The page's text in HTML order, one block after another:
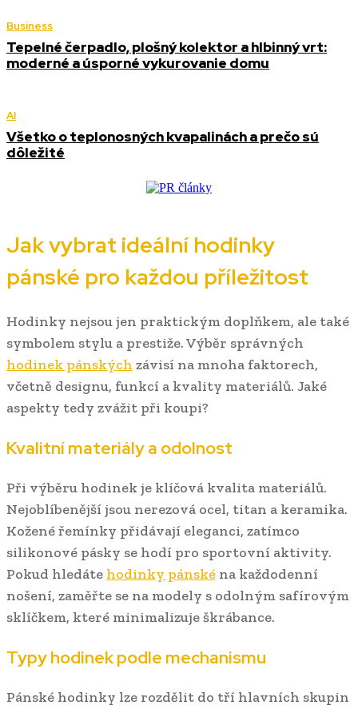
Business
Tepelné čerpadlo, plošný kolektor a hlbinný vrt:
moderné a úsporné vykurovanie domu
AI
Všetko o teplonosných kvapalinách a prečo sú
dôležité
Jak vybrat ideální hodinky
pánské pro každou příležitost
Hodinky nejsou jen praktickým doplňkem, ale také
symbolem stylu a prestiže. Výběr správných
hodinek pánských závisí na mnoha faktorech,
včetně designu, funkcí a kvality materiálů. Jaké
aspekty tedy zvážit při koupi?
Kvalitní materiály a odolnost
Při výběru hodinek je klíčová kvalita materiálů.
Nejoblíbenější jsou nerezová ocel, titan a keramika.
Kožené řemínky přidávají eleganci, zatímco
silikonové pásky se hodí pro sportovní aktivity.
Pokud hledáte hodinky pánské na každodenní
nošení, zaměřte se na modely s odolným safírovým
sklíčkem, které minimalizuje škrábance.
Typy hodinek podle mechanismu
Pánské hodinky lze rozdělit do tří hlavních skupin